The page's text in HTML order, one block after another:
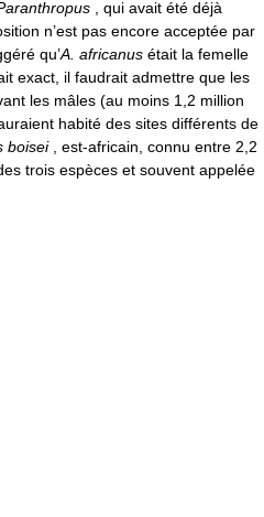
, qui avait été déjà
n’est pas encore acceptée par
qu’A. africanus était la femelle
exact, il faudrait admettre que les
les mâles (au moins 1,2 million
habité des sites différents de
boisei, est-africain, connu entre 2,2
trois espèces et souvent appelée